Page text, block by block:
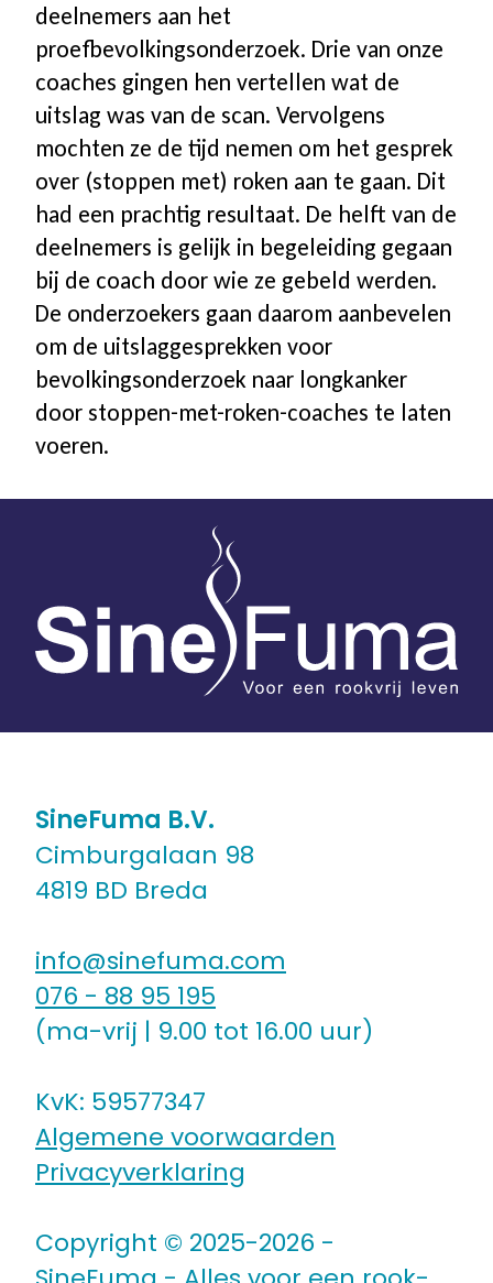
deelnemers aan het
proefbevolkingsonderzoek. Drie van onze
coaches gingen hen vertellen wat de
uitslag was van de scan. Vervolgens
mochten ze de tijd nemen om het gesprek
over (stoppen met) roken aan te gaan. Dit
had een prachtig resultaat. De helft van de
deelnemers is gelijk in begeleiding gegaan
bij de coach door wie ze gebeld werden.
De onderzoekers gaan daarom aanbevelen
om de uitslaggesprekken voor
bevolkingsonderzoek naar longkanker
door stoppen-met-roken-coaches te laten
voeren.
SineFuma B.V.
Cimburgalaan 98
4819 BD Breda
info@sinefuma.com
076 - 88 95 195
(ma-vrij | 9.00 tot 16.00 uur)
KvK: 59577347
Algemene voorwaarden
Privacyverklaring
Copyright © 2025-2026 -